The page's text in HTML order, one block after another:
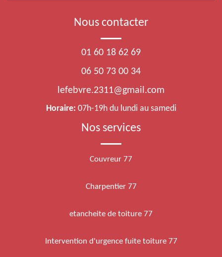
Nous contacter
01 60 18 62 69
06 50 73 00 34
lefebvre.2311@gmail.com
Horaire: 07h-19h du lundi au samedi
Nos services
Couvreur 77
Charpentier 77
etancheite de toiture 77
Intervention d'urgence fuite toiture 77